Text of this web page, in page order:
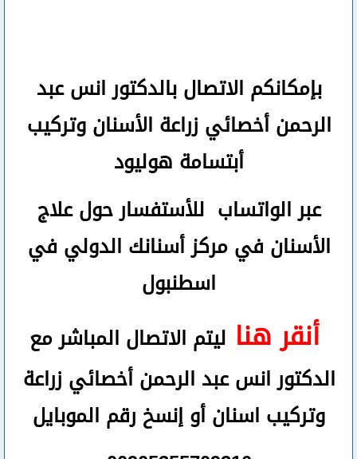
بإمكانكم الاتصال بالدكتور انس عبد
الرحمنأخصائي زراعة الأسنان وتركيب
أبتسامة هوليود
عبر الواتساب للأستفسار حول علاج
الأسنان في مركز أسنانك الدولي في
اسطنبول
أنقر هنا ليتم الاتصال المباشر مع
الدكتور انس عبد الرحمن أخصائي زراعة
وتركيب اسنانأوإنسخ رقم الموبايل